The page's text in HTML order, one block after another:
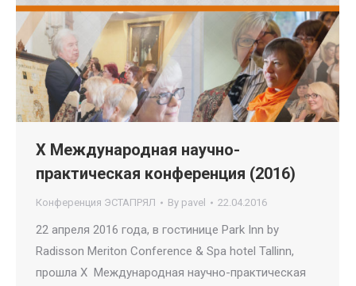
X Международная научно-
практическая конференция (2016)
Конференция ЭСТАПРЯЛ By pavel 22.04.2016
22 апреля 2016 года, в гостинице Park Inn by
Radisson Meriton Conference & Spa hotel Tallinn,
прошла X Международная научно-практическая